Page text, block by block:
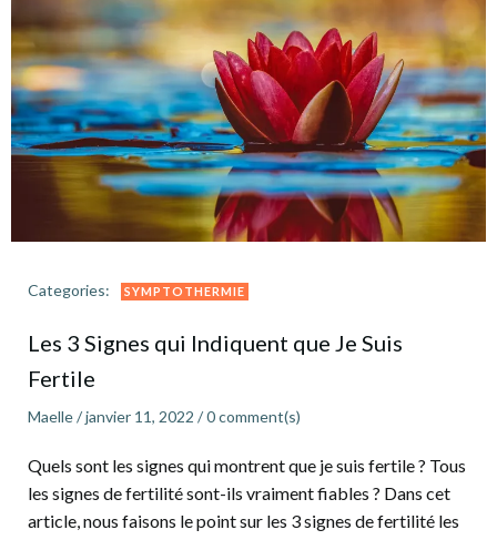
Categories: SYMPTOTHERMIE
Les 3 Signes qui Indiquent que Je Suis
Fertile
Maelle/janvier 11, 2022 /0comment(s)
Quels sont les signes qui montrent que je suis fertile ? Tous
les signes de fertilité sont-ils vraiment fiables ? Dans cet
article, nous faisons le point sur les 3 signes de fertilité les